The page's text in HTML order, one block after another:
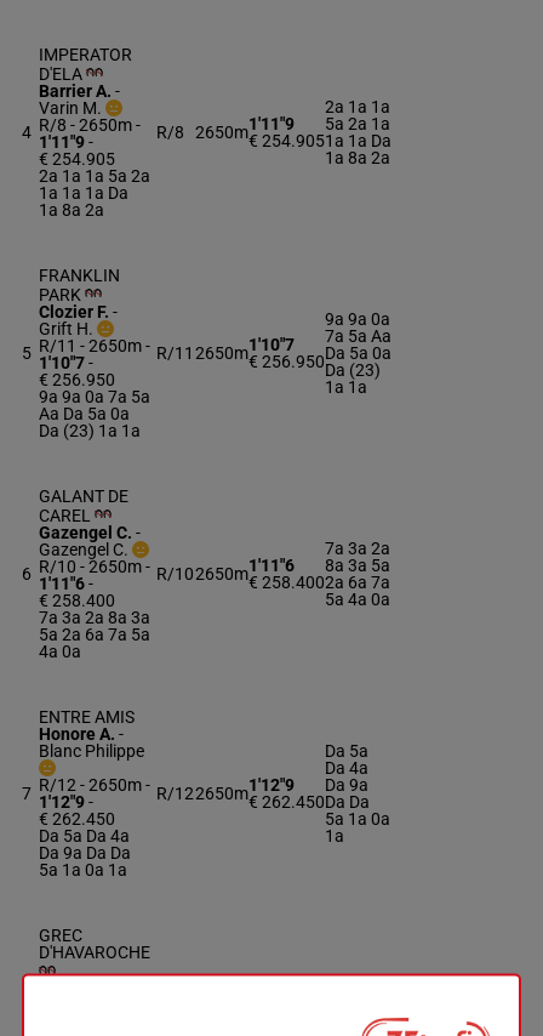
4
IMPERATOR
D'ELA
Barrier A. -
Varin M.
R/8 - 2650m-
1'11"9-
€ 254.905
2a 1a 1a 5a 2a
1a 1a 1a Da
1a 8a 2a
R/8 2650m1'11"9
€ 254.905
2a 1a 1a
5a 2a 1a
1a 1a Da
1a 8a 2a
5
FRANKLIN
PARK
Clozier F. -
Grift H.
R/11 - 2650m-
1'10"7-
€ 256.950
9a 9a 0a 7a 5a
Aa Da 5a 0a
Da (23) 1a 1a
R/11 2650m1'10"7
€ 256.950
9a 9a 0a
7a 5a Aa
Da 5a 0a
Da (23)
1a 1a
6
GALANT DE
CAREL
Gazengel C. -
Gazengel C.
R/10 - 2650m-
1'11"6-
€ 258.400
7a 3a 2a 8a 3a
5a 2a 6a 7a 5a
4a 0a
R/102650m1'11"6
€ 258.400
7a 3a 2a
8a 3a 5a
2a 6a 7a
5a 4a 0a
7
ENTRE AMIS
Honore A. -
Blanc Philippe
R/12 - 2650m-
1'12"9-
€ 262.450
Da 5a Da 4a
Da 9a Da Da
5a 1a 0a 1a
R/122650m1'12"9
€ 262.450
Da 5a
Da 4a
Da 9a
Da Da
5a 1a 0a
1a
GREC
D'HAVAROCHE
3a 1a 1a